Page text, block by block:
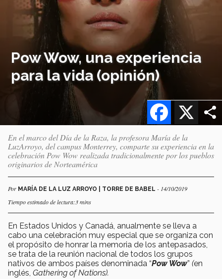
Pow Wow, una experiencia
para la vida (opinión)
X
Facebook
En el marco del Día de la Raza, la profesora María de la
LuzArroyo, del campus Monterrey, comparte su experiencia en la
celebración Pow Wow realizada tradicionalmente por los pueblos
originarios de Norteamérica
Por MARÍA DE LA LUZ ARROYO | TORRE DE BABEL - 14/10/2019
Tiempo estimado de lectura:3 mins
En Estados Unidos y Canadá, anualmente se lleva a
cabo una celebración muy especial que se organiza con
el propósito de honrar la memoria de los antepasados,
se trata de la reunión nacional de todos los grupos
nativos de ambos países denominada “Pow Wow” (en
inglés, Gathering of Nations).